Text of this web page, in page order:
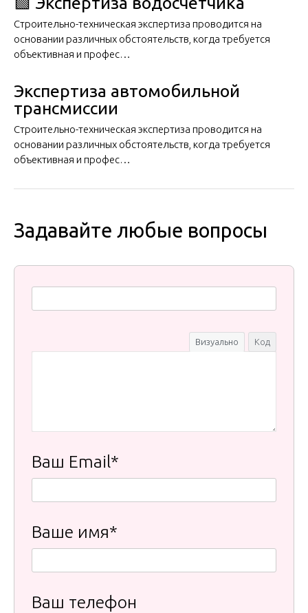
Строительно-техническая экспертиза проводится на
основании различных обстоятельств, когда требуется
объективная и профес…
Экспертиза автомобильной
трансмиссии
Строительно-техническая экспертиза проводится на
основании различных обстоятельств, когда требуется
объективная и профес…
Задавайте любые вопросы
Визуально Код
Ваш Email*
Ваше имя*
Ваш телефон